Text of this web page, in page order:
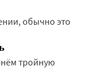
обычно это
тройную